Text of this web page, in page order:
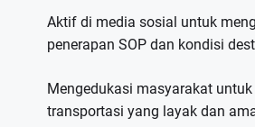
Aktif di media sosial untuk
penerapan SOP dan kondisi
Mengedukasi masyarakat
transportasi yang layak dan